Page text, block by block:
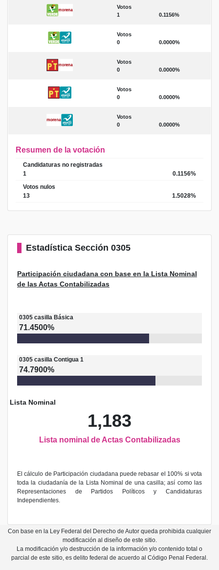
Votos
1
0.1156%
Votos
0
0.0000%
Votos
0
0.0000%
Votos
0
0.0000%
Votos
0
0.0000%
Resumen de la votación
Candidaturas no registradas
1
0.1156%
Votos nulos
13
1.5028%
Estadística Sección 0305
Participación ciudadana con base en la Lista Nominal
de las Actas Contabilizadas
0305 casilla Básica
71.4500%
0305 casilla Contigua 1
74.7900%
Lista Nominal
1,183
Lista nominal de Actas Contabilizadas
El cálculo de Participación ciudadana puede rebasar el 100% si vota
toda la ciudadanía de la Lista Nominal de una casilla; así como las
Representaciones de Partidos Políticos y Candidaturas
Independientes.
Con base en la Ley Federal del Derecho de Autor queda prohibida cualquier
modificación al diseño de este sitio.
La modificación y/o destrucción de la información y/o contenido total o
parcial de este sitio, es delito federal de acuerdo al Código Penal Federal.